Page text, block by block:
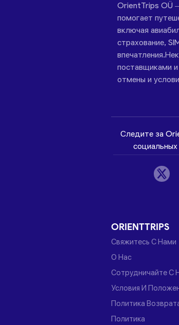
OrientTrips OÜ
помогает
включая
страхование,
поставщиками
отмены и
Следите за
социальных
ORIENTTRIPS
Свяжитесь С Нами
О Нас
Сотрудничайте С
Условия И
Политика
Политика